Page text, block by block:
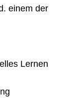
einem der
Lernen